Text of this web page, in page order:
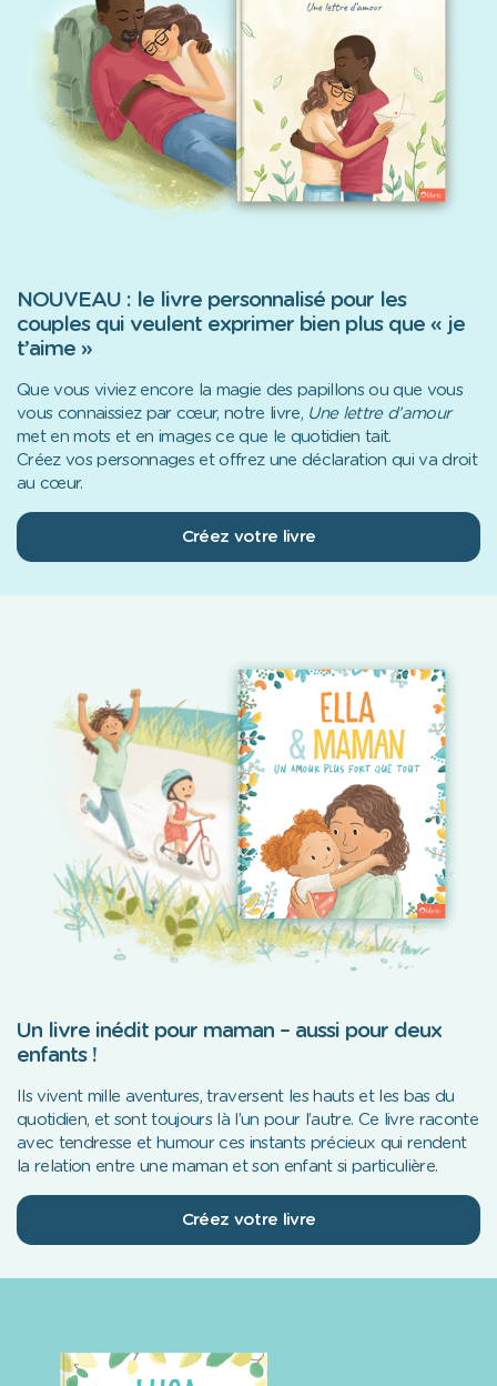
NOUVEAU : le livre personnalisé pour les
couples qui veulent exprimer bien plus que « je
t’aime »
Que vous viviez encore la magie des papillons ou que vous
vous connaissiez par cœur, notre livre, Une lettre d’amour
met en mots et en images ce que le quotidien tait.
Créez vos personnages et offrez une déclaration qui va droit
au cœur.
Créez votre livre
Un livre inédit pour maman – aussi pour deux
enfants !
Ils vivent mille aventures, traversent les hauts et les bas du
quotidien, et sont toujours là l’un pour l’autre. Ce livre raconte
avec tendresse et humour ces instants précieux qui rendent
la relation entre une maman et son enfant si particulière.
Créez votre livre